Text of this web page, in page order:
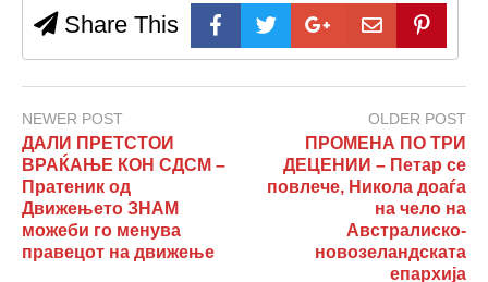
Share This
NEWER POST
ДАЛИ ПРЕТСТОИ
ВРАЌАЊЕ КОН СДСМ –
Пратеник од
Движењето ЗНАМ
можеби го менува
правецот на движење
OLDER POST
ПРОМЕНА ПО ТРИ
ДЕЦЕНИИ – Петар се
повлече, Никола доаѓа
на чело на
Австралиско-
новозеландската
епархија